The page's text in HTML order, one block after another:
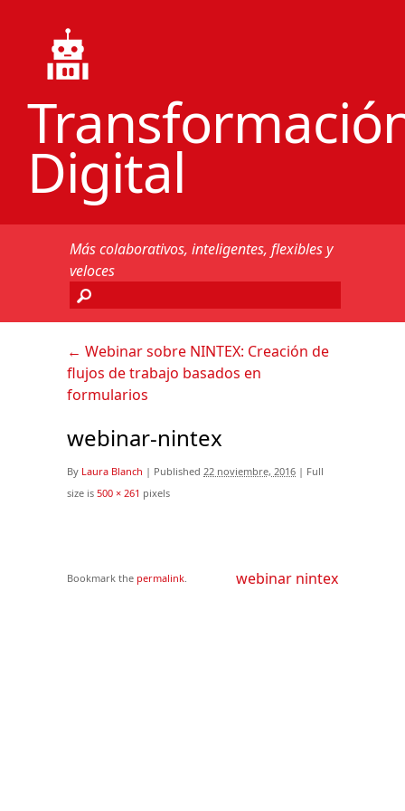
Digital
Más colaborativos, inteligentes, flexibles y
veloces
← Webinar sobre NINTEX: Creación de
flujos de trabajo basados en
formularios
webinar-nintex
By Laura Blanch | Published 22 noviembre, 2016 | Full
size is 500 × 261 pixels
webinar nintex
Bookmark the permalink